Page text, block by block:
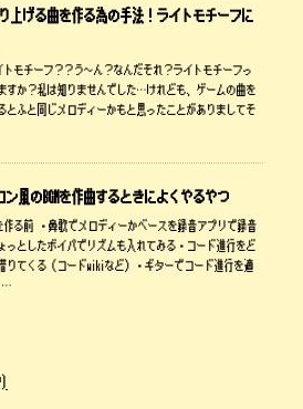
り上げる曲を作る為の手法！ライトモチーフに
トモチーフ？？う～ん？なんだそれ？ライトモチーフっ
すか？私は知りませんでした…けれども、ゲームの曲を
とふと同じメロディーかもと思ったことがありましてそ
ン風のBGMを作曲するときによくやるやつ
作る前 ・鼻歌でメロディーかベースを録音アプリで録音
っとしたボイパでリズムも入れてみる・コード進行をど
りてくる（コードwikiなど）・ギターでコード進行を適
…